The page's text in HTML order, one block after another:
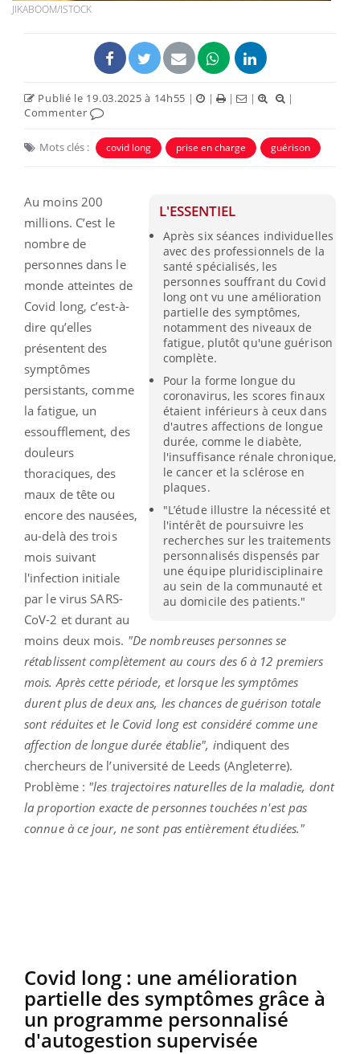
JIKABOOM/ISTOCK
Publié le 19.03.2025 à 14h55 | | | |
|
Commenter
Mots clés : covid long prise en charge guérison
L'ESSENTIEL
Après six séances individuelles
avec des professionnels de la
santé spécialisés, les
personnes souffrant du Covid
long ont vu une amélioration
partielle des symptômes,
notamment des niveaux de
fatigue, plutôt qu'une guérison
complète.
Pour la forme longue du
coronavirus, les scores finaux
étaient inférieurs à ceux dans
d'autres affections de longue
durée, comme le diabète,
l'insuffisance rénale chronique,
le cancer et la sclérose en
plaques.
"L’étude illustre la nécessité et
l'intérêt de poursuivre les
recherches sur les traitements
personnalisés dispensés par
une équipe pluridisciplinaire
au sein de la communauté et
au domicile des patients."
Au moins 200
millions. C’est le
nombre de
personnes dans le
monde atteintes de
Covid long, c’est-à-
dire qu’elles
présentent des
symptômes
persistants, comme
la fatigue, un
essoufflement, des
douleurs
thoraciques, des
maux de tête ou
encore des nausées,
au-delà des trois
mois suivant
l'infection initiale
par le virus SARS-
CoV-2 et durant au
moins deux mois. "De nombreuses personnes se
rétablissent complètement au cours des 6 à 12 premiers
mois. Après cette période, et lorsque les symptômes
durent plus de deux ans, les chances de guérison totale
sont réduites et le Covid long est considéré comme une
affection de longue durée établie", indiquent des
chercheurs de l’université de Leeds (Angleterre).
Problème : "les trajectoires naturelles de la maladie, dont
la proportion exacte de personnes touchées n'est pas
connue à ce jour, ne sont pas entièrement étudiées."
Covid long : une amélioration
partielle des symptômes grâce à
un programme personnalisé
d'autogestion supervisée